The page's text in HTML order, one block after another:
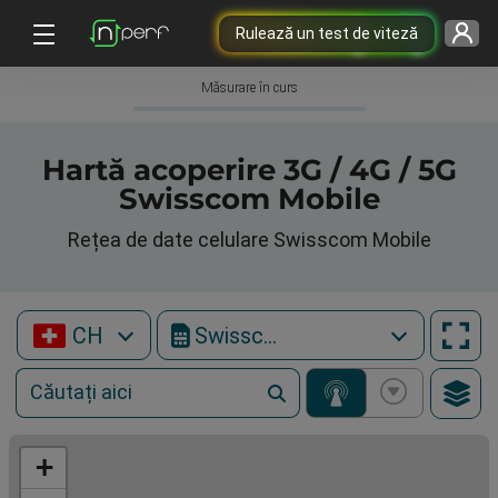
Rulează un test de viteză
Măsurare în curs
Hartă acoperire 3G / 4G / 5G
Swisscom Mobile
Rețea de date celulare Swisscom Mobile
CH Swisscom Mobile
+